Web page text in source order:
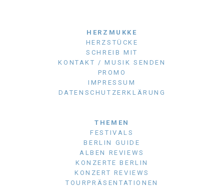
HERZMUKKE
HERZSTÜCKE
SCHREIB MIT
KONTAKT / MUSIK SENDEN
PROMO
IMPRESSUM
DATENSCHUTZERKLÄRUNG
THEMEN
FESTIVALS
BERLIN GUIDE
ALBEN REVIEWS
KONZERTE BERLIN
KONZERT REVIEWS
TOURPRÄSENTATIONEN